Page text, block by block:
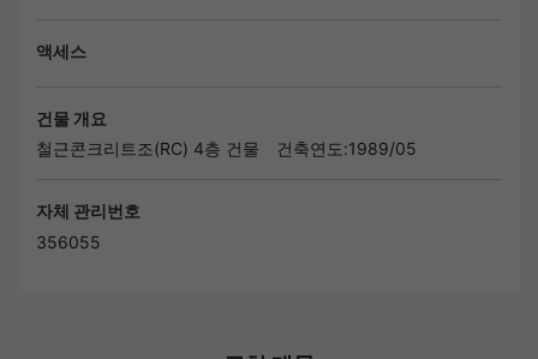
액세스
건물 개요
철근콘크리트조(RC) 4층 건물
건축연도:1989/05
자체 관리번호
356055